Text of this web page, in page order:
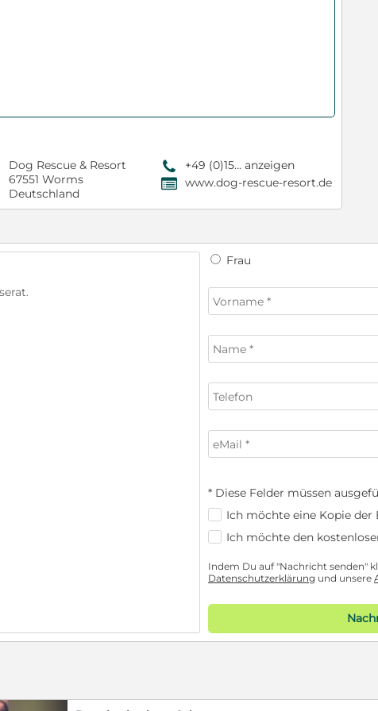
Dog Rescue & Resort
67551 Worms
Deutschland
9 +49 (0)15... anzeigen
, www.dog-rescue-resort.de
Frau
* Diese Felder müssen
Ich möchte eine Kopie der
Ich möchte den
Indem Du auf "Nachricht senden"
Datenschutzerklärung und unsere